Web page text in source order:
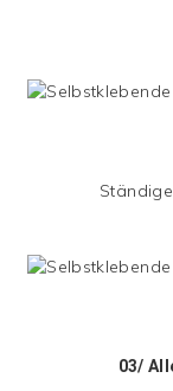
03/